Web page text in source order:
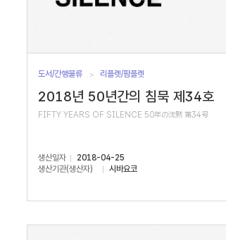
도서/간행물류 리플렛/팜플렛
2018년 50년간의 침묵 제34호
FIFTY YEARS OF SILENCE 50年の沈黙 第34号
생산일자
2018-04-25
생산기관(생산자)
시바요코